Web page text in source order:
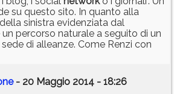
su questo sito. In quanto alla
sinistra evidenziata dal
percorso naturale a seguito di un
di alleanze. Come Renzi con
- 20 Maggio 2014 - 18:26